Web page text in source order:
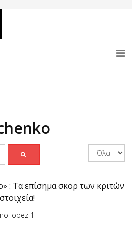
: Τα επίσημα σκορ των κριτών